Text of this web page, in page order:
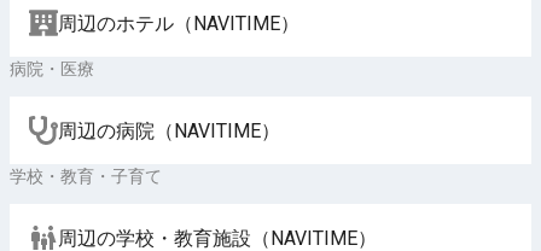
周辺のホテル（NAVITIME）
病院・医療
周辺の病院（NAVITIME）
学校・教育・子育て
周辺の学校・教育施設（NAVITIME）